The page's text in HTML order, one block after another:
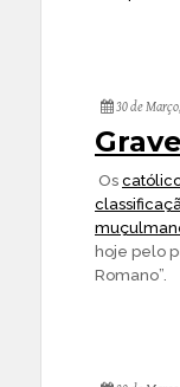
30 de
Os
hoje pelo
Romano”.